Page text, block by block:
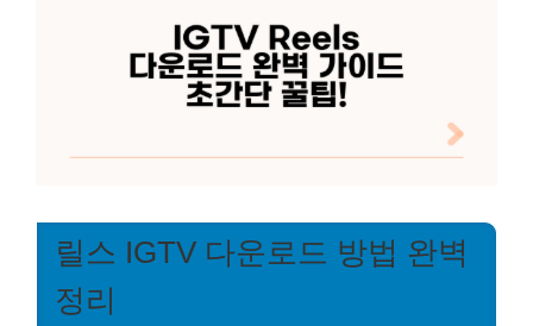
릴스 IGTV 다운로드 방법 완벽
정리